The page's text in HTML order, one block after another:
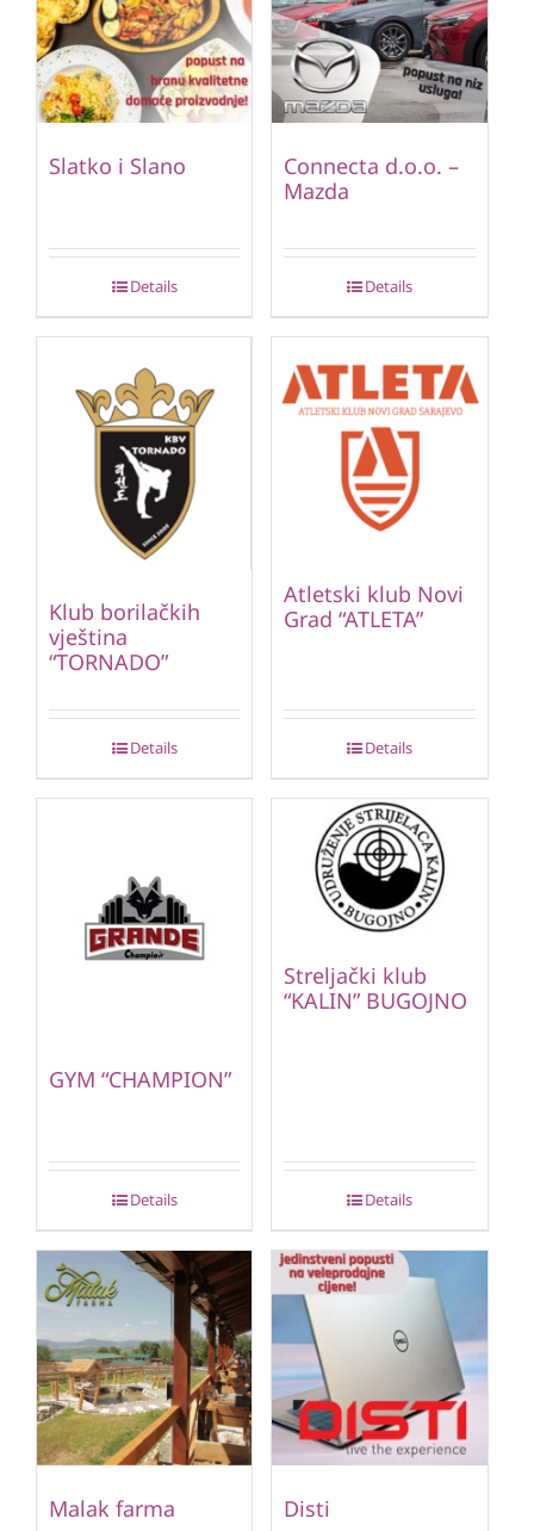
Slatko i Slano
Details
Connecta d.o.o. –
Mazda
Details
Klub borilačkih
vještina
“TORNADO”
Details
Atletski klub Novi
Grad “ATLETA”
Details
GYM “CHAMPION”
Details
Streljački klub
“KALIN” BUGOJNO
Details
Malak farma Disti